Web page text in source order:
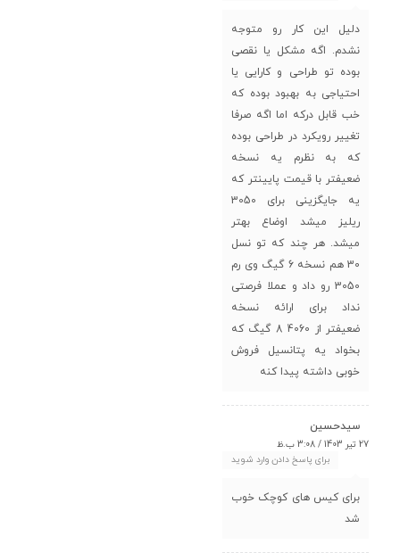
دلیل این کار رو متوجه
نشدم. اگه مشکل یا نقصی
بوده تو طراحی و کارایی یا
احتیاجی به بهبود بوده که
خب قابل درکه اما اگه صرفا
تغییر رویکرد در طراحی بوده
که به نظرم یه نسخه
ضعیفتر با قیمت پایینتر که
یه جایگزینی برای 3050
ریلیز میشد اوضاع بهتر
میشد. هر چند که تو نسل
30 هم نسخه 6 گیگ وی رم
3050 رو داد و عملا فرصتی
نداد برای ارائه نسخه
ضعیفتر از 4060 8 گیگ که
بخواد یه پتانسیل فروش
خوبی داشته پیدا کنه
سیدحسین
27 تیر 1403 / 3:08 ب.ظ
برای پاسخ دادن وارد شوید
برای کیس های کوچک خوب
شد